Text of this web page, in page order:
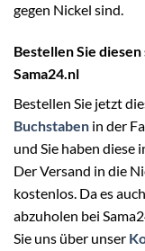
gegen Nickel sind.
Bestellen Sie
Sama24.nl
Bestellen Sie jetzt
Buchstaben in der
und Sie haben diese
Der Versand in die
kostenlos. Da es
abzuholen bei
Sie uns über unser